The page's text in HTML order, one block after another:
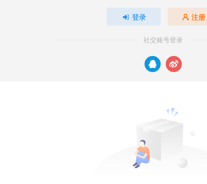
登录 注册
社交账号登录